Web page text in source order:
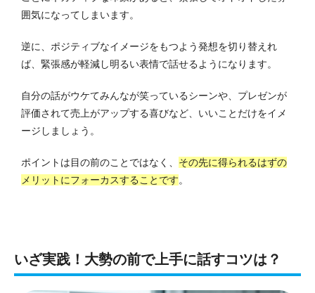
囲気になってしまいます。
逆に、ポジティブなイメージをもつよう発想を切り替えれ
ば、緊張感が軽減し明るい表情で話せるようになります。
自分の話がウケてみんなが笑っているシーンや、プレゼンが
評価されて売上がアップする喜びなど、いいことだけをイメ
ージしましょう。
ポイントは目の前のことではなく、 その先に得られるはずの
メリットにフォーカスすることです。
いざ実践！大勢の前で上手に話すコツは？